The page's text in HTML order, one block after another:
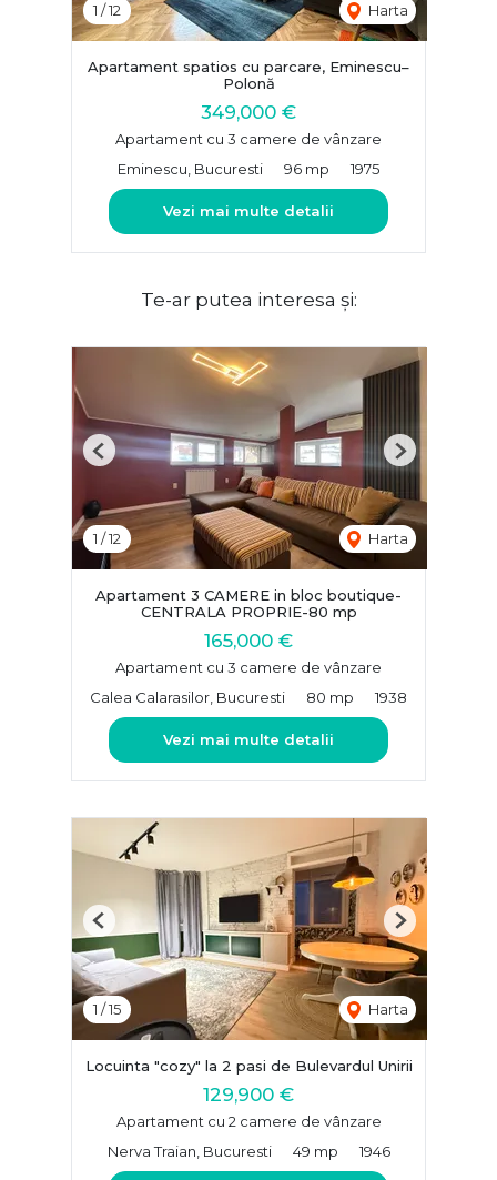
1 /12 Harta
Apartament spatios cu parcare, Eminescu–
Polonă
349,000 €
Apartament cu 3 camere de vânzare
Eminescu, Bucuresti
96 mp 1975
Vezi mai multe detalii
Te-ar putea interesa și:
1 /12 Harta
Previous Next
Apartament 3 CAMERE in bloc boutique-
CENTRALA PROPRIE-80 mp
165,000 €
Apartament cu 3 camere de vânzare
Calea Calarasilor, Bucuresti
80 mp 1938
Vezi mai multe detalii
1 /15 Harta
Previous Next
Locuinta "cozy" la 2 pasi de Bulevardul Unirii
129,900 €
Apartament cu 2 camere de vânzare
Nerva Traian, Bucuresti
49 mp 1946